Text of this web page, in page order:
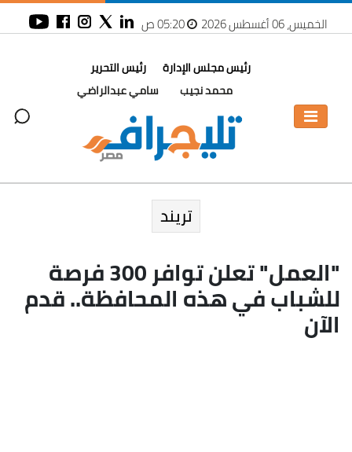
الخميس، 06 أغسطس 2026 05:20 ص
رئيس مجلس الإدارة
محمد نجيب
رئيس التحرير
سامي عبدالراضي
تريند
"العمل" تعلن توافر 300 فرصة
للشباب في هذه المحافظة.. قدم
الآن